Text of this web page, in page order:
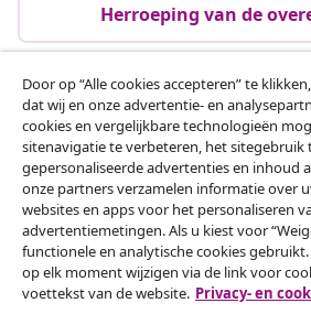
Herroeping van de
Klantenservice
Zakelijk
vidaXL
Ontdek meer
Door op “Alle cookies accepteren” te
dat wij en onze advertentie- en
cookies en vergelijkbare technologieën
sitenavigatie te verbeteren, het sitegebruik
gepersonaliseerde advertenties en inhoud
onze partners verzamelen informatie over
websites en apps voor het personaliseren
advertentiemetingen. Als u kiest voor
functionele en analytische cookies
op elk moment wijzigen via de link voor
voettekst van de website. Privacy- en